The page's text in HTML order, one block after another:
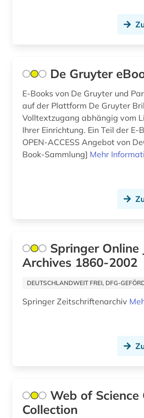
zement (1)
öffentliche leistung (1)
De Gruyter
E-Books von De Gruyter und
auf der Plattform De Gruyter
Volltextzugang abhängig vom
Ihrer Einrichtung. Ein Teil der E-
OPEN-ACCESS Angebot von
Book-Sammlung] Mehr
Springer Online
Archives 1860-2002
DEUTSCHLANDWEIT FREI, DFG-
Springer Zeitschriftenarchiv
Web of Science
Collection